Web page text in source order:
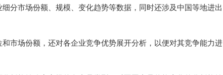
分市场份额、规模、变化趋势等数据，同时还涉及中国等地进出
市场份额，还对各企业竞争优势展开分析，以便对其竞争能力进